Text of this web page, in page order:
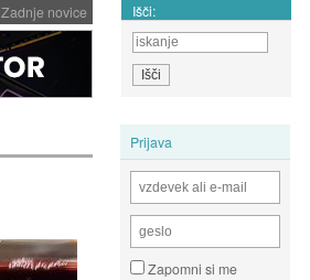
Zadnje novice Išči:
Prijava
Zapomni si me